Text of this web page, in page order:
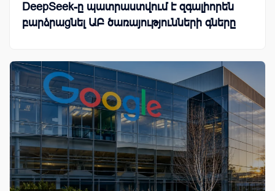
DeepSeek-ը պատրաստվում է զգալիորեն
բարձրացնել ԱԲ ծառայությունների գները